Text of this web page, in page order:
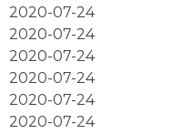
2020-07-24
2020-07-24
2020-07-24
2020-07-24
2020-07-24
2020-07-24